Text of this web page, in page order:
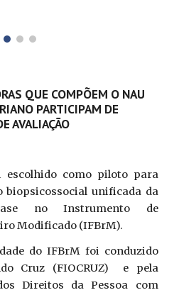
QUE COMPÕEM O NAU
PARTICIPAM DE
AVALIAÇÃO
escolhido como piloto para
biopsicossocial unificada da
no Instrumento de
Modificado (IFBrM).
do IFBrM foi conduzido
Cruz (FIOCRUZ) e pela
Direitos da Pessoa com